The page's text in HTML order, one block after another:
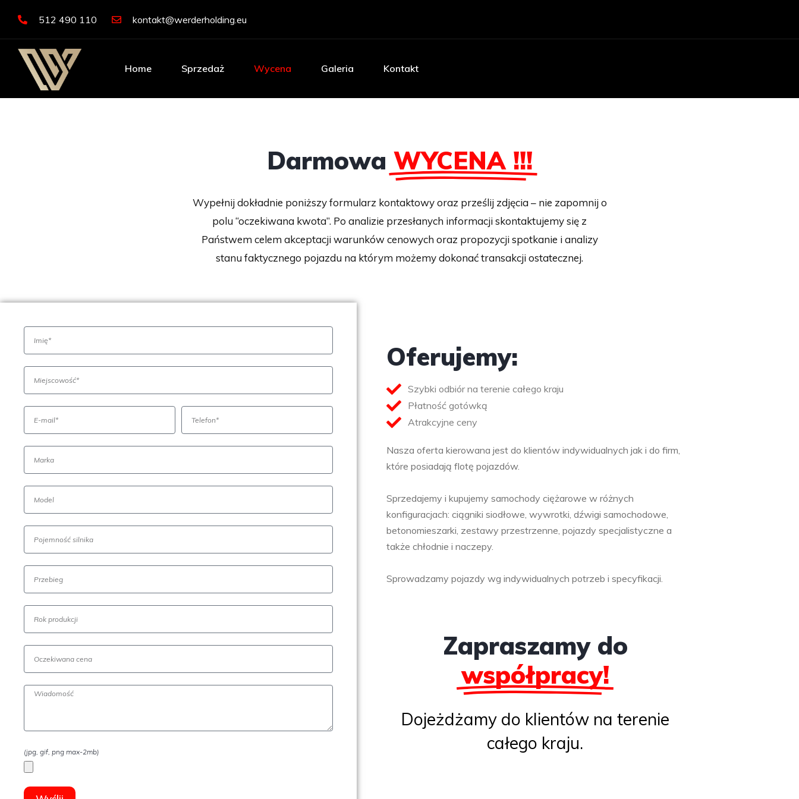
512 490 110 kontakt@werderholding.eu
Home Sprzedaż Wycena Galeria Kontakt
Darmowa WYCENA !!!
Wypełnij dokładnie poniższy formularz kontaktowy oraz prześlij zdjęcia – nie zapomnij o
polu “oczekiwana kwota”. Po analizie przesłanych informacji skontaktujemy się z
Państwem celem akceptacji warunków cenowych oraz propozycji spotkanie i analizy
stanu faktycznego pojazdu na którym możemy dokonać transakcji ostatecznej.
(jpg, gif, png max-2mb)
Oferujemy:
Szybki odbiór na terenie całego kraju
Płatność gotówką
Atrakcyjne ceny
Nasza oferta kierowana jest do klientów indywidualnych jak i do firm,
które posiadają flotę pojazdów.
Sprzedajemy i kupujemy samochody ciężarowe w różnych
konfiguracjach: ciągniki siodłowe, wywrotki, dźwigi samochodowe,
betonomieszarki, zestawy przestrzenne, pojazdy specjalistyczne a
także chłodnie i naczepy.
Sprowadzamy pojazdy wg indywidualnych potrzeb i specyfikacji.
Zapraszamy do
współpracy!
Dojeżdżamy do klientów na terenie
całego kraju.